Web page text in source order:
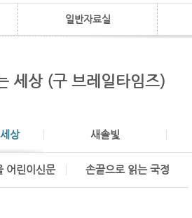
일반자료실
세상 (구 브레일타임즈)
상 새솔빛
어린이신문 손끝으로 읽는 국정